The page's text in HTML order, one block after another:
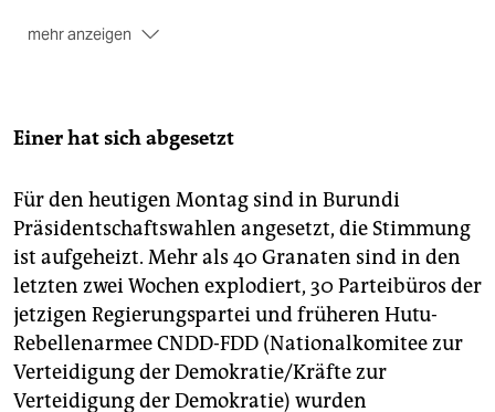
mehr anzeigen
Tutsi-dominierter Armee und Hutu-Rebellen ab 1993
forderte 300.000 Tote. Die größte Hutu-
Verteidigung der Demokratie) übernahm 2005 nach
einem Friedensabkommen die Macht.
Wahlen: Burundis Präsidentschaftswahl heute
boykottiert die Opposition. Es tritt nur Amtsinhaber
Pierre Nkurunziza an, der ehemalige CNDD-
Rebellenführer. Seine schärfsten Gegner heute sind
nicht Tutsi, sondern konkurrierende ehemalige Hutu-
Rebellenführer. Sie wollen die Wahlen mit Gewalt
Einer hat sich abgesetzt
Für den heutigen Montag sind in Burundi
Präsidentschaftswahlen angesetzt, die Stimmung
ist aufgeheizt. Mehr als 40 Granaten sind in den
letzten zwei Wochen explodiert, 30 Parteibüros der
jetzigen Regierungspartei und früheren Hutu-
Rebellenarmee CNDD-FDD (Nationalkomitee zur
Verteidigung der Demokratie/Kräfte zur
Verteidigung der Demokratie) wurden